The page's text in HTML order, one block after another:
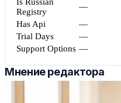
Registry
—
Has Api
—
Trial Days
—
Support Options —
Мнение редактора